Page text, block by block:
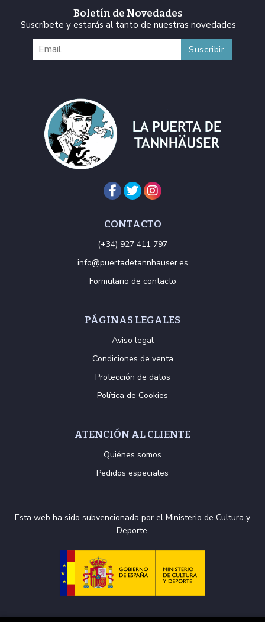
Boletín de Novedades
Suscríbete y estarás al tanto de nuestras novedades
CONTACTO
(+34) 927 411 797
info@puertadetannhauser.es
Formulario de contacto
PÁGINAS LEGALES
Aviso legal
Condiciones de venta
Protección de datos
Política de Cookies
ATENCIÓN AL CLIENTE
Quiénes somos
Pedidos especiales
Esta web ha sido subvencionada por el Ministerio de Cultura y
Deporte.